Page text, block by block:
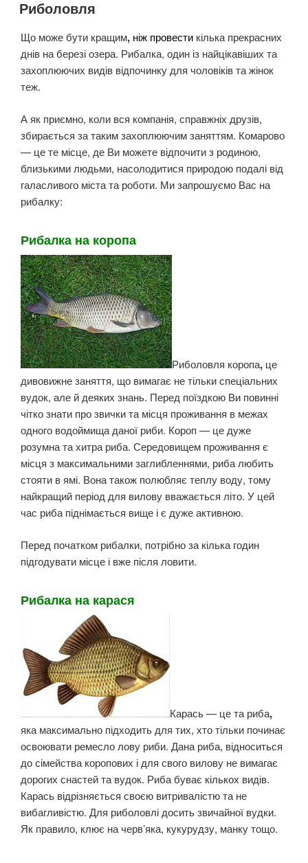
Риболовля
Що може бути кращим, ніж провести кілька прекрасних
днів на березі озера. Рибалка, один із найцікавіших та
захоплюючих видів відпочинку для чоловіків та жінок
теж.
А як приємно, коли вся компанія, справжніх друзів,
збирається за таким захоплюючим заняттям. Комарово
— це те місце, де Ви можете відпочити з родиною,
близькими людьми, насолодитися природою подалі від
галасливого міста та роботи. Ми запрошуємо Вас на
рибалку:
Рибалка на коропа
Риболовля коропа, це
дивовижне заняття, що вимагає не тільки спеціальних
вудок, але й деяких знань. Перед поїздкою Ви повинні
чітко знати про звички та місця проживання в межах
одного водоймища даної риби. Короп — це дуже
розумна та хитра риба. Середовищем проживання є
місця з максимальними заглибленнями, риба любить
стояти в ямі. Вона також полюбляє теплу воду, тому
найкращий період для вилову вважається літо. У цей
час риба піднімається вище і є дуже активною.
Перед початком рибалки, потрібно за кілька годин
підгодувати місце і вже після ловити.
Рибалка на карася
Карась — це та риба,
яка максимально підходить для тих, хто тільки починає
освоювати ремесло лову риби. Дана риба, відноситься
до сімейства коропових і для свого вилову не вимагає
дорогих снастей та вудок. Риба буває кількох видів.
Карась відрізняється своєю витривалістю та не
вибагливістю. Для риболовлі досить звичайної вудки.
Як правило, клює на черв’яка, кукурудзу, манку тощо.